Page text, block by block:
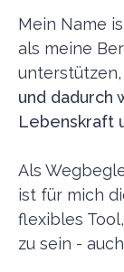
Mein Name
als meine
und dadurch
Lebenskraft
Als
ist für mich
flexibles
zu sein -